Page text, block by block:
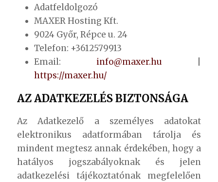
Adatfeldolgozó
MAXER Hosting Kft.
9024 Győr, Répce u. 24
Telefon: +3612579913
Email: info@maxer.hu
https://maxer.hu/
AZ ADATKEZELÉS BIZTONSÁGA
Az Adatkezelő a személyes adatokat
elektronikus adatformában tárolja és
mindent megtesz annak érdekében, hogy a
hatályos jogszabályoknak és jelen
adatkezelési tájékoztatónak megfelelően